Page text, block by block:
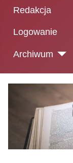
Redakcja
Logowanie
Archiwum